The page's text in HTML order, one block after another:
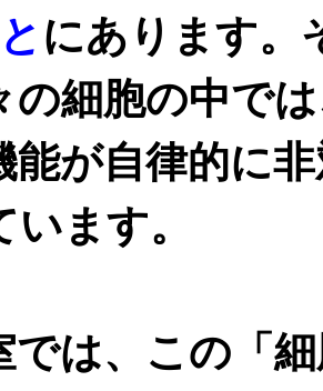
にあります。
の細胞の中で
能が自律的に
ます。
では、この「